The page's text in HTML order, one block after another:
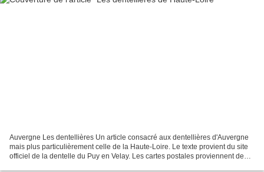
Auvergne Les dentellières Un article consacré aux dentellières d'Auvergne
mais plus particulièrement celle de la Haute-Loire. Le texte provient du site
officiel de la dentelle du Puy en Velay. Les cartes postales proviennent de